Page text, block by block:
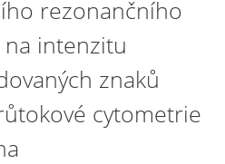
rezonančního
intenzitu
znaků
cytometrie